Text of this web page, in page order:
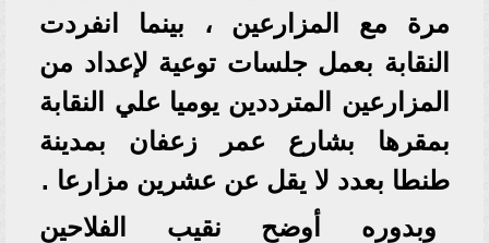
مرة مع المزارعين ، بينما انفردت
النقابة بعمل جلسات توعية لإعداد من
المزارعين المترددين يوميا علي النقابة
بمقرها بشارع عمر زعفان بمدينة
طنطا بعدد لا يقل عن عشرين مزارعا .
وبدوره أوضح نقيب الفلاحين